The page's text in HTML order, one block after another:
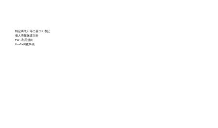
特定商取引等に基づく表記
個人情報保護方針
PW - 利用規約
HosPa同意事項